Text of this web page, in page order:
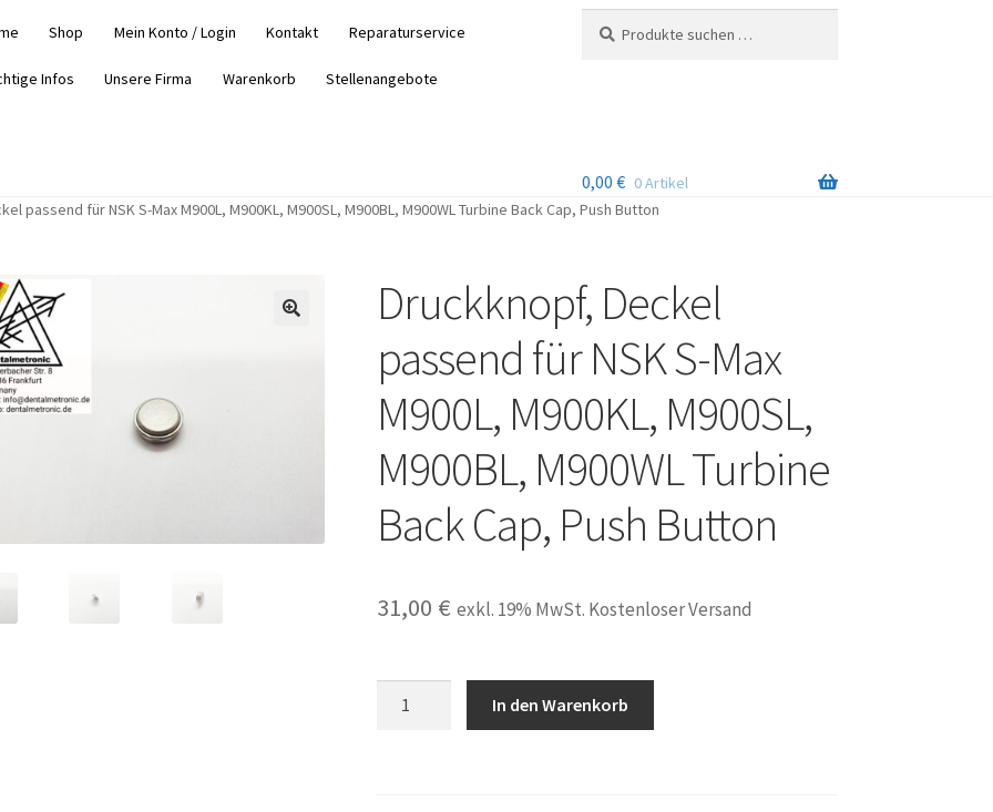
Shop Mein Konto / Login Kontakt Reparaturservice
Infos Unsere Firma Warenkorb Stellenangebote
nach:
0,00 € 0 Artikel
passend für NSK S-Max M900L, M900KL, M900SL, M900BL, M900WL Turbine Back Cap, Push Button
Druckknopf, Deckel
passend für NSK S-Max
M900L, M900KL, M900SL,
M900BL, M900WL Turbine
Back Cap, Push Button
31,00 € exkl. 19% MwSt. Kostenloser Versand
In den Warenkorb